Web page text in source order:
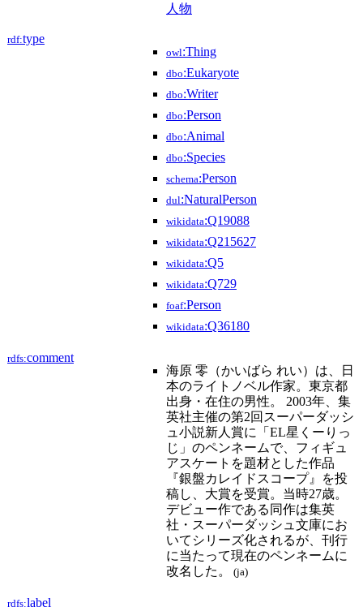
人物
rdf:type
owl:Thing
dbo:Eukaryote
dbo:Writer
dbo:Person
dbo:Animal
dbo:Species
schema:Person
dul:NaturalPerson
wikidata:Q19088
wikidata:Q215627
wikidata:Q5
wikidata:Q729
foaf:Person
wikidata:Q36180
rdfs:comment
海原 零（かいばら れい）は、日
本のライトノベル作家。東京都
出身・在住の男性。 2003年、集
英社主催の第2回スーパーダッシ
ュ小説新人賞に「EL星くーりっ
じ」のペンネームで、フィギュ
アスケートを題材とした作品
『銀盤カレイドスコープ』を投
稿し、大賞を受賞。当時27歳。
デビュー作である同作は集英
社・スーパーダッシュ文庫にお
いてシリーズ化されるが、刊行
に当たって現在のペンネームに
改名した。
(ja)
rdfs:label